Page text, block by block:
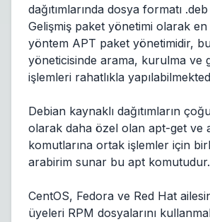
dağıtımlarında dosya formatı .deb
Gelişmiş paket yönetimi olarak
yöntem APT paket yönetimidir,
yöneticisinde arama, kurulma ve
işlemleri rahatlıkla
Debian kaynaklı dağıtımların
olarak daha özel olan apt-get ve
komutlarına ortak işlemler için
arabirim sunar bu apt komutudur.
CentOS, Fedora ve Red Hat
üyeleri RPM dosyalarını